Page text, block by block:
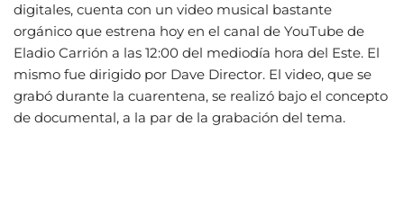
digitales, cuenta con un video musical bastante
orgánico que estrena hoy en el canal de YouTube de
Eladio Carrión a las 12:00 del mediodía hora del Este. El
mismo fue dirigido por Dave Director. El video, que se
grabó durante la cuarentena, se realizó bajo el concepto
de documental, a la par de la grabación del tema.